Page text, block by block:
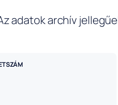
adatok archív